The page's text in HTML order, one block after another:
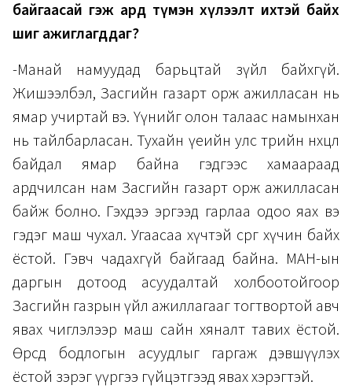
байгаасай гэж ард түмэн хүлээлт ихтэй байх
шиг ажиглагддаг?
-Манай намуудад барьцтай зүйл байхгүй.
Жишээлбэл, Засгийн газарт орж ажилласан нь
ямар учиртай вэ. Үүнийг олон талаас намынхан
нь тайлбарласан. Тухайн үеийн улс төрийн нөхцөл
байдал ямар байна гэдгээс хамаараад
ардчилсан нам Засгийн газарт орж ажилласан
байж болно. Гэхдээ эргээд гарлаа одоо яах вэ
гэдэг маш чухал. Угаасаа хүчтэй сөрөг хүчин байх
ёстой. Гэвч чадахгүй байгаад байна. МАН-ын
даргын дотоод асуудалтай холбоотойгоор
Засгийн газрын үйл ажиллагааг тогтвортой авч
явах чиглэлээр маш сайн хяналт тавих ёстой.
Өөрсдөө бодлогын асуудлыг гаргаж дэвшүүлэх
ёстой зэрэг үүргээ гүйцэтгээд явах хэрэгтэй.